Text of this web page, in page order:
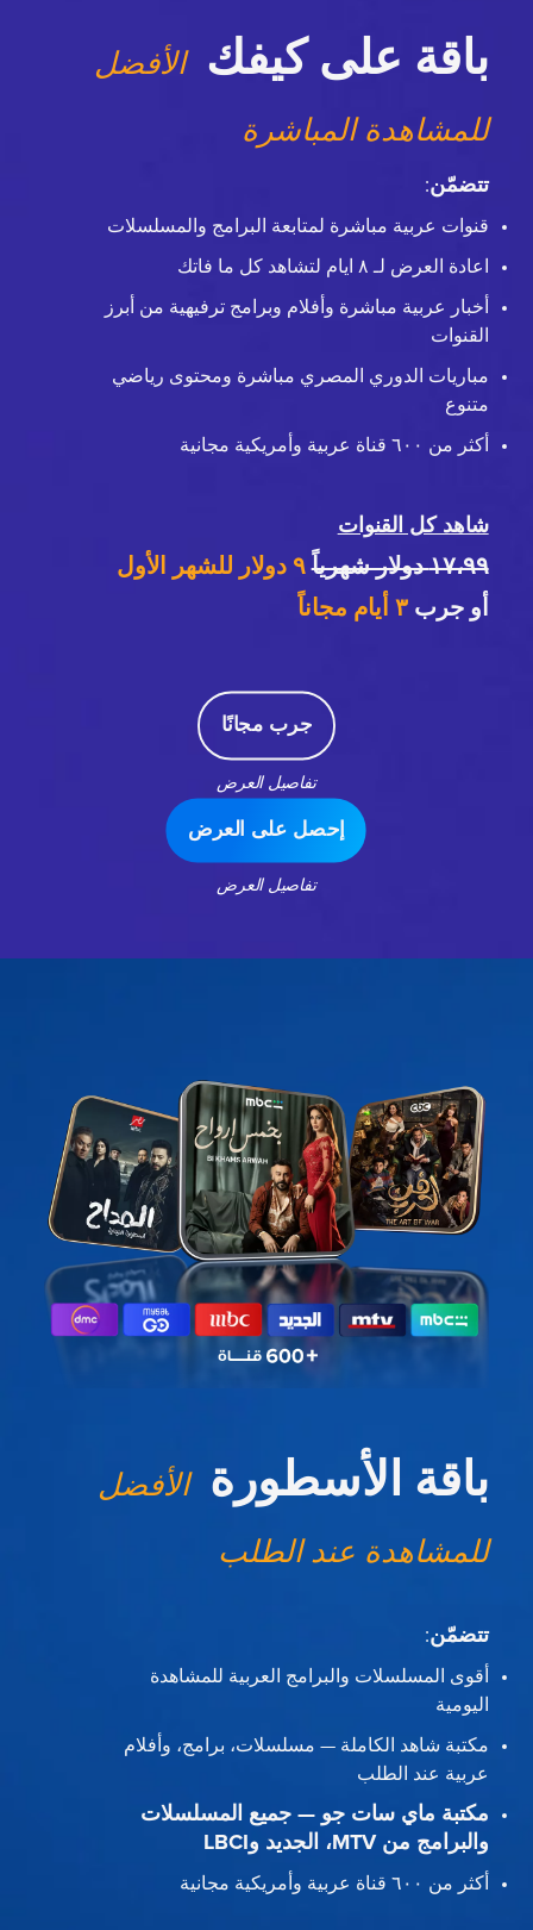
باقة على كيفك الأفضل
للمشاهدة المباشرة
تتضمّن:
قنوات عربية مباشرة لمتابعة البرامج والمسلسلات
اعادة العرض لـ ٨ ايام لتشاهد كل ما فاتك
أخبار عربية مباشرة وأفلام وبرامج ترفيهية من أبرز
القنوات
مباريات الدوري المصري مباشرة ومحتوى رياضي
متنوع
أكثر من ٦٠٠ قناة عربية وأمريكية مجانية
شاهد كل القنوات
١٧،٩٩ دولار شهرياً
٩ دولار للشهر الأول
أو جرب٣ أيام مجاناً
جرب مجانًا
تفاصيل العرض
إحصل على العرض
تفاصيل العرض
باقة الأسطورة الأفضل
للمشاهدة عند الطلب
تتضمّن:
أقوى المسلسلات والبرامج العربية للمشاهدة
اليومية
مكتبة شاهد الكاملة — مسلسلات، برامج، وأفلام
عربية عند الطلب
مكتبة ماي سات جو — جميع المسلسلات
والبرامج من MTV، الجديد وLBCI
أكثر من ٦٠٠ قناة عربية وأمريكية مجانية